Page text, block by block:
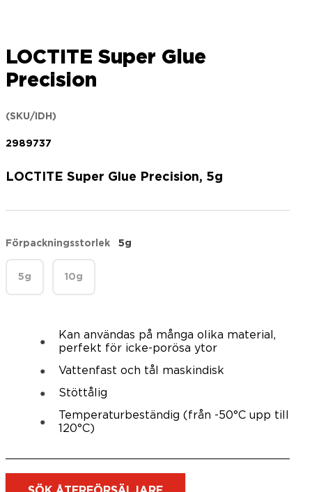
LOCTITE Super Glue
Precision
(SKU/IDH)
2989737
LOCTITE Super Glue Precision, 5g
Förpackningsstorlek 5g
5g 10g
Kan användas på många olika material,
perfekt för icke-porösa ytor
Vattenfast och tål maskindisk
Stöttålig
Temperaturbeständig (från -50°C upp till
120°C)